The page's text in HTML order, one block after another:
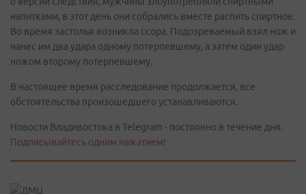
напитками, в этот день они собрались вместе распить спиртное.
Во время застолья возникла ссора. Подозреваемый взял нож и
нанес им два удара одному потерпевшему, а затем один удар
ножом второму потерпевшему.
В настоящее время расследование продолжается, все
обстоятельства произошедшего устанавливаются.
Новости Владивостока в Telegram - постоянно в течение дня.
Подписывайтесь одним нажатием!